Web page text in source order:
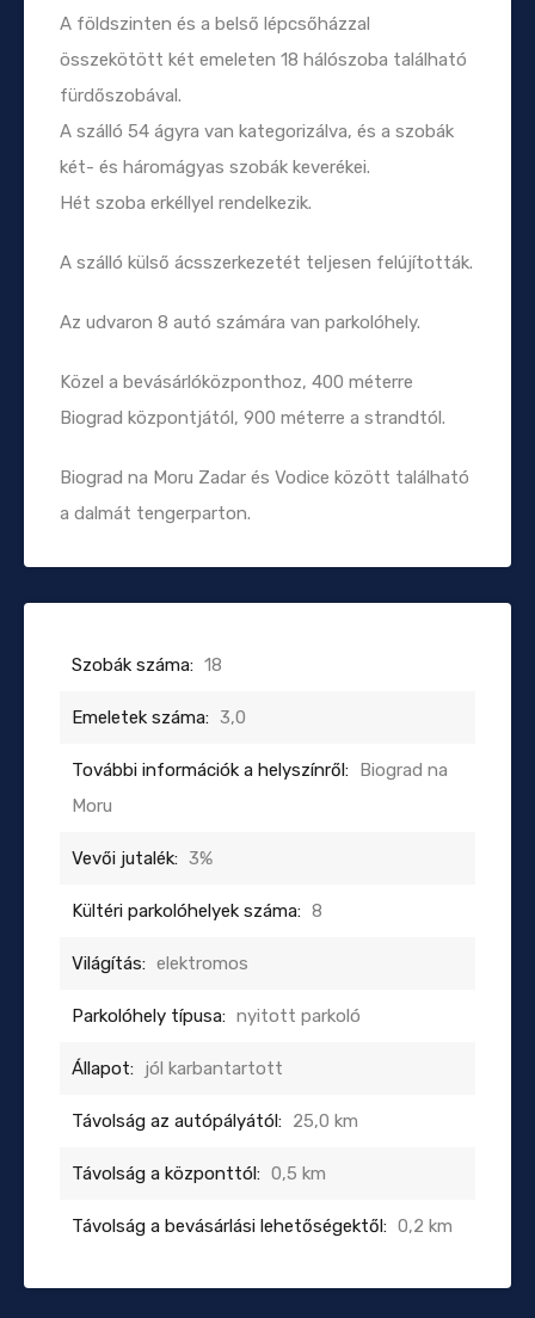
A földszinten és a belső lépcsőházzal
összekötött két emeleten 18 hálószoba található
fürdőszobával.
A szálló 54 ágyra van kategorizálva, és a szobák
két- és háromágyas szobák keverékei.
Hét szoba erkéllyel rendelkezik.
A szálló külső ácsszerkezetét teljesen felújították.
Az udvaron 8 autó számára van parkolóhely.
Közel a bevásárlóközponthoz, 400 méterre
Biograd központjától, 900 méterre a strandtól.
Biograd na Moru Zadar és Vodice között található
a dalmát tengerparton.
Szobák száma: 18
Emeletek száma: 3,0
További információk a helyszínről: Biograd na
Moru
Vevői jutalék: 3%
Kültéri parkolóhelyek száma: 8
Világítás: elektromos
Parkolóhely típusa: nyitott parkoló
Állapot: jól karbantartott
Távolság az autópályától: 25,0 km
Távolság a központtól: 0,5 km
Távolság a bevásárlási lehetőségektől: 0,2 km